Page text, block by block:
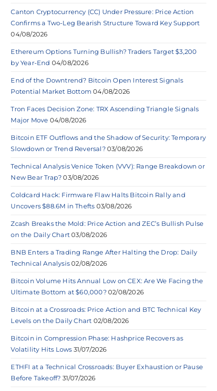
Canton Cryptocurrency (CC) Under Pressure: Price Action
Confirms a Two-Leg Bearish Structure Toward Key Support
04/08/2026
Ethereum Options Turning Bullish? Traders Target $3,200
by Year-End 04/08/2026
End of the Downtrend? Bitcoin Open Interest Signals
Potential Market Bottom 04/08/2026
Tron Faces Decision Zone: TRX Ascending Triangle Signals
Major Move 04/08/2026
Bitcoin ETF Outflows and the Shadow of Security: Temporary
Slowdown or Trend Reversal? 03/08/2026
Technical Analysis Venice Token (VVV): Range Breakdown or
New Bear Trap? 03/08/2026
Coldcard Hack: Firmware Flaw Halts Bitcoin Rally and
Uncovers $88.6M in Thefts 03/08/2026
Zcash Breaks the Mold: Price Action and ZEC’s Bullish Pulse
on the Daily Chart 03/08/2026
BNB Enters a Trading Range After Halting the Drop: Daily
Technical Analysis 02/08/2026
Bitcoin Volume Hits Annual Low on CEX: Are We Facing the
Ultimate Bottom at $60,000? 02/08/2026
Bitcoin at a Crossroads: Price Action and BTC Technical Key
Levels on the Daily Chart 02/08/2026
Bitcoin in Compression Phase: Hashprice Recovers as
Volatility Hits Lows 31/07/2026
ETHFI at a Technical Crossroads: Buyer Exhaustion or Pause
Before Takeoff? 31/07/2026